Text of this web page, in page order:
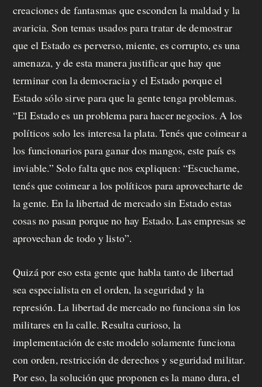
creaciones de fantasmas que esconden la maldad y la
avaricia. Son temas usados para tratar de demostrar
que el Estado es perverso, miente, es corrupto, es una
amenaza, y de esta manera justificar que hay que
terminar con la democracia y el Estado porque el
Estado sólo sirve para que la gente tenga problemas.
“El Estado es un problema para hacer negocios. A los
políticos solo les interesa la plata. Tenés que coimear a
los funcionarios para ganar dos mangos, este país es
inviable.” Solo falta que nos expliquen: “Escuchame,
tenés que coimear a los políticos para aprovecharte de
la gente. En la libertad de mercado sin Estado estas
cosas no pasan porque no hay Estado. Las empresas se
aprovechan de todo y listo”.
Quizá por eso esta gente que habla tanto de libertad
sea especialista en el orden, la seguridad y la
represión. La libertad de mercado no funciona sin los
militares en la calle. Resulta curioso, la
implementación de este modelo solamente funciona
con orden, restricción de derechos y seguridad militar.
Por eso, la solución que proponen es la mano dura, el